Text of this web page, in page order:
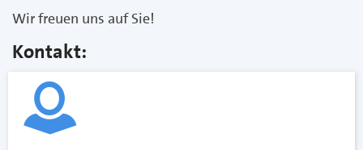
Wir freuen uns auf Sie!
Kontakt: